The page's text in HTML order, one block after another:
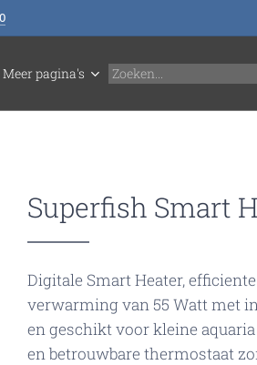
Meer pagina's
Superfish Smart
Digitale Smart Heater,
verwarming van 55 Watt met
en geschikt voor kleine
en betrouw­bare thermostaat